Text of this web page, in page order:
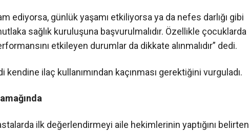
ediyorsa, günlük yaşamı etkiliyorsa ya da nefes darlığı gibi
sağlık kuruluşuna başvurulmalıdır. Özellikle çocuklarda
etkileyen durumlar da dikkate alınmalıdır” dedi.
kendine ilaç kullanımından kaçınması gerektiğini vurguladı.
ilk değerlendirmeyi aile hekimlerinin yaptığını belirten